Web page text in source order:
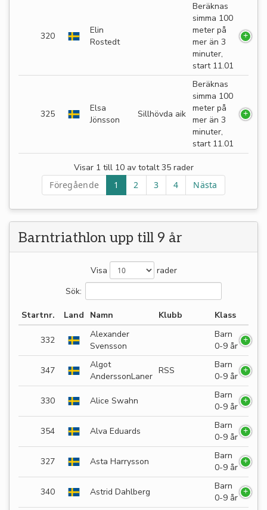
320
Elin
Rostedt
Beräknas
simma 100
meter på
mer än 3
minuter,
start 11.01
325
Elsa
Jönsson
Sillhövda aik
Beräknas
simma 100
meter på
mer än 3
minuter,
start 11.01
Visar 1 till 10 av totalt 35 rader
Föregående
1 2 3 4 Nästa
Barntriathlon upp till 9 år
Visa
rader
Sök:
Startnr. Land Namn Klubb Klass
332
Alexander
Svensson
Barn
0-9 år
347
Algot
AnderssonLaner
RSS
Barn
0-9 år
330 Alice Swahn
Barn
0-9 år
354 Alva Eduards
Barn
0-9 år
327 Asta Harrysson
Barn
0-9 år
340 Astrid Dahlberg
Barn
0-9 år